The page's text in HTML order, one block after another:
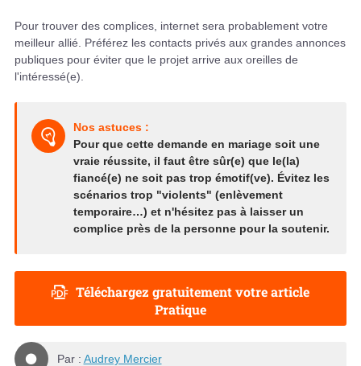
Pour trouver des complices, internet sera probablement votre
meilleur allié. Préférez les contacts privés aux grandes annonces
publiques pour éviter que le projet arrive aux oreilles de
l'intéressé(e).
Nos astuces :
Pour que cette demande en mariage soit une
vraie réussite, il faut être sûr(e) que le(la)
fiancé(e) ne soit pas trop émotif(ve). Évitez les
scénarios trop "violents" (enlèvement
temporaire…) et n'hésitez pas à laisser un
complice près de la personne pour la soutenir.
Téléchargez gratuitement votre article
Pratique
Par : Audrey Mercier